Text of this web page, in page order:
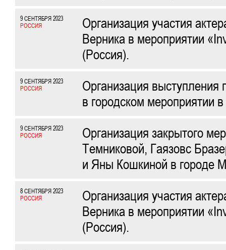
9 СЕНТЯБРЯ 2023
РОССИЯ
Организация участия
Верника в мероприятии
(Россия).
9 СЕНТЯБРЯ 2023
РОССИЯ
Организация
в городском мероприятии
9 СЕНТЯБРЯ 2023
РОССИЯ
Организация закрытого
Темниковой, Гаязовс
и Яны Кошкиной в городе
8 СЕНТЯБРЯ 2023
РОССИЯ
Организация участия
Верника в мероприятии
(Россия).